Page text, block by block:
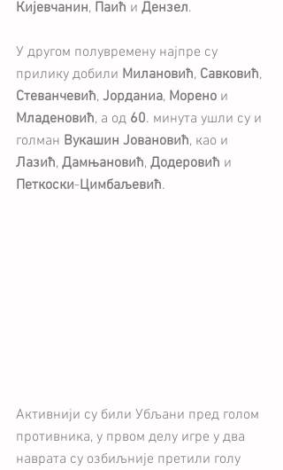
Кијевчанин, Паић и Дензел.
У другом полувремену најпре су
прилику добили Милановић, Савковић,
Стеванчевић, Јорданиа, Морено и
Младеновић, а од 60. минута ушли су и
голман Вукашин Јовановић, као и
Лазић, Дамњановић, Додеровић и
Петкоски-Цимбаљевић.
Активнији су били Убљани пред голом
противника, у првом делу игре у два
наврата су озбиљније претили голу